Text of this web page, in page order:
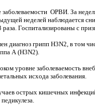
заболеваемости ОРВИ. За
неделей наблюдается
Госпитализированы с
диагноз грипп H3N2, в том
А (H3N2).
уровне заболеваемость
исхода заболевания.
острых кишечных